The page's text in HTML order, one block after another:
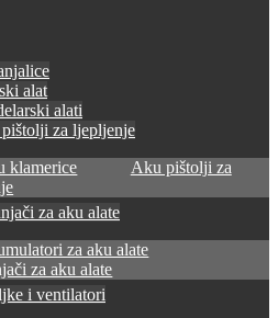
alat
alati
za ljepljenje
klamerice
Aku pištolji za
za aku alate
za aku alate
za aku alate
i ventilatori